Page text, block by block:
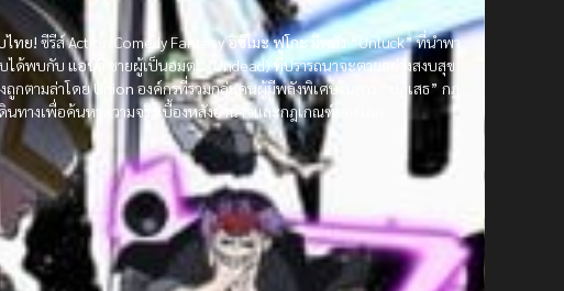
ไทย! ซีรีส์ Action Comedy Fantasyอิซึโมะ ฟูโกะมีพลัง “Unluck” ที่นำพา
ได้พบกับ แอนดี้
ชายผู้เป็นอมตะ (Undead) ที่ปรารถนาจะตายอย่างสงบสุข
ถูกตามล่าโดยUnion องค์กรที่รวมกลุ่มคนผู้มีพลังพิเศษในการ “ปฏิเสธ” กฎ
างเพื่อค้นหาความจริงเบื้องหลังอำนาจและกฎเกณฑ์ของโลก